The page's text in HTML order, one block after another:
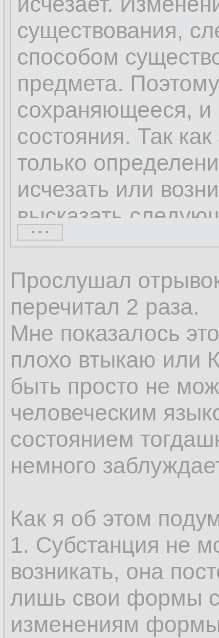
существования,
способом
предмета.
сохраняющееся, и
состояния. Так
только
исчезать или
высказать
кажущееся
только
изменяется;
изменению, а
том, что
а другие
Поэтому
только у
возникновение и
составляющее
не может быть
так как именно
возможным
одного состояния
...
Прослушал
перечитал 2 раза.
Мне показалось
плохо втыкаю или
быть просто не
человеческим
состоянием
немного
Как я об этом
1. Субстанция не
возникать, она
лишь свои формы
изменениям